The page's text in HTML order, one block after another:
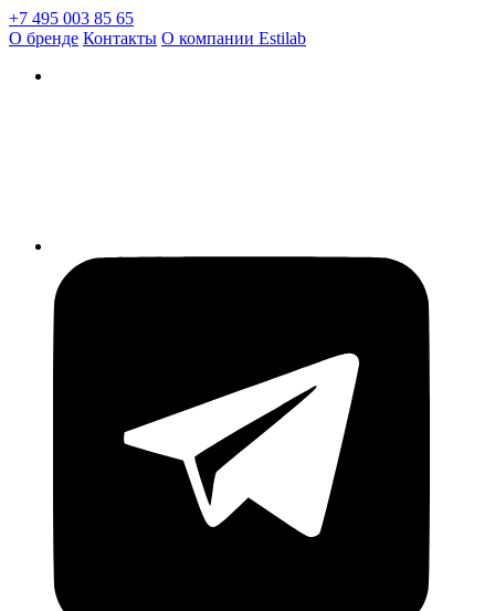
+7 495 003 85 65
О бренде Контакты О компании Estilab